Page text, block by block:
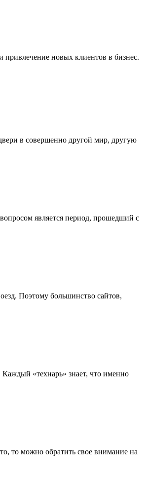
новых клиентов в бизнес.
в совершенно другой мир, другую
является период, прошедший с
Поэтому большинство сайтов,
Каждый «технарь» знает, что именно
то можно обратить свое внимание на